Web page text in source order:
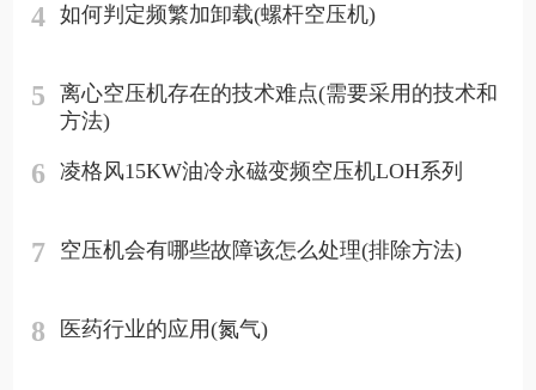
4 如何判定频繁加卸载(螺杆空压机)
5
离心空压机存在的技术难点(需要采用的技术和
方法)
6 凌格风15KW油冷永磁变频空压机LOH系列
7 空压机会有哪些故障该怎么处理(排除方法)
8 医药行业的应用(氮气)